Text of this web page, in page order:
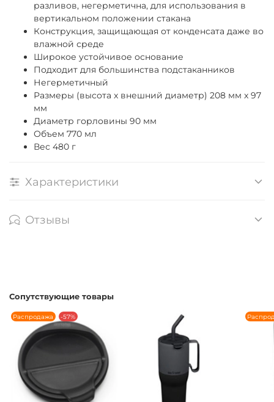
разливов, негерметична, для использования в
вертикальном положении стакана
Конструкция, защищающая от конденсата даже во
влажной среде
Широкое устойчивое основание
Подходит для большинства подстаканников
Негерметичный
Размеры (высота x внешний диаметр) 208 мм x 97
мм
Диаметр горловины 90 мм
Объем 770 мл
Вес 480 г
Характеристики
Отзывы
Сопутствующие товары
Распродажа -57%